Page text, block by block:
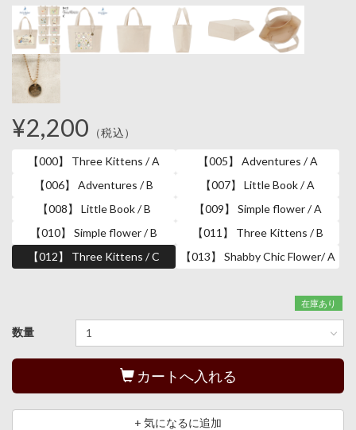
¥2,200 （税込）
【000】 Three Kittens / A
【005】 Adventures / A
【006】 Adventures / B
【007】 Little Book / A
【008】 Little Book / B
【009】 Simple flower / A
【010】 Simple flower / B
【011】 Three Kittens / B
【012】 Three Kittens / C
【013】 Shabby Chic Flower/ A
在庫あり
数量
カートへ入れる
+ 気になるに追加